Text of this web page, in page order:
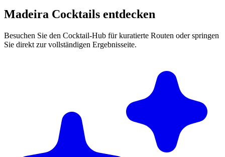
Madeira Cocktails entdecken
Besuchen Sie den Cocktail-Hub für kuratierte Routen oder springen
Sie direkt zur vollständigen Ergebnisseite.